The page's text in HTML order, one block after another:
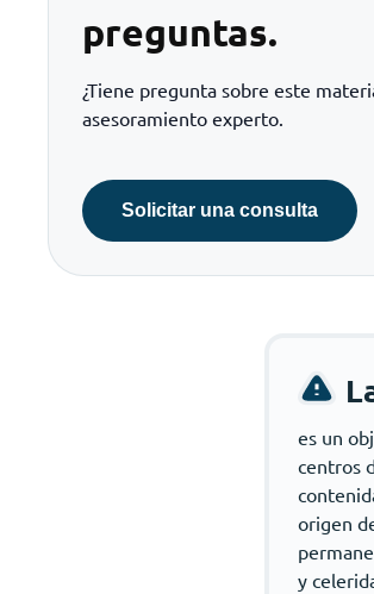
preguntas.
¿Tiene pregunta sobre este
asesoramiento experto.
Solicitar una consulta
es un
centros
origen
y